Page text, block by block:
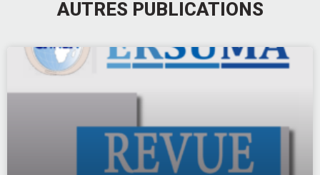
AUTRES PUBLICATIONS